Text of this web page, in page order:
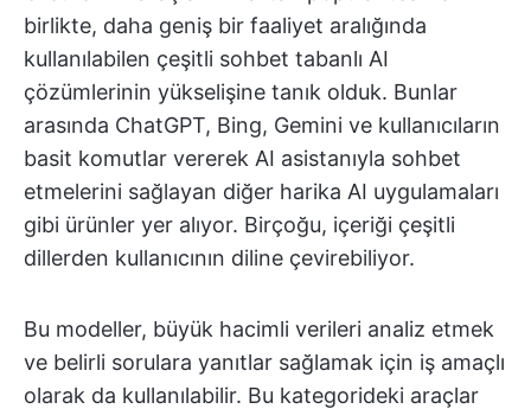
birlikte, daha geniş bir faaliyet aralığında
kullanılabilen çeşitli sohbet tabanlı AI
çözümlerinin yükselişine tanık olduk. Bunlar
arasında ChatGPT, Bing, Gemini ve kullanıcıların
basit komutlar vererek AI asistanıyla sohbet
etmelerini sağlayan diğer harika AI uygulamaları
gibi ürünler yer alıyor. Birçoğu, içeriği çeşitli
dillerden kullanıcının diline çevirebiliyor.
Bu modeller, büyük hacimli verileri analiz etmek
ve belirli sorulara yanıtlar sağlamak için iş amaçlı
olarak da kullanılabilir. Bu kategorideki araçlar